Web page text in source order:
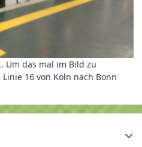
Um das mal im Bild zu
16 von Köln nach Bonn